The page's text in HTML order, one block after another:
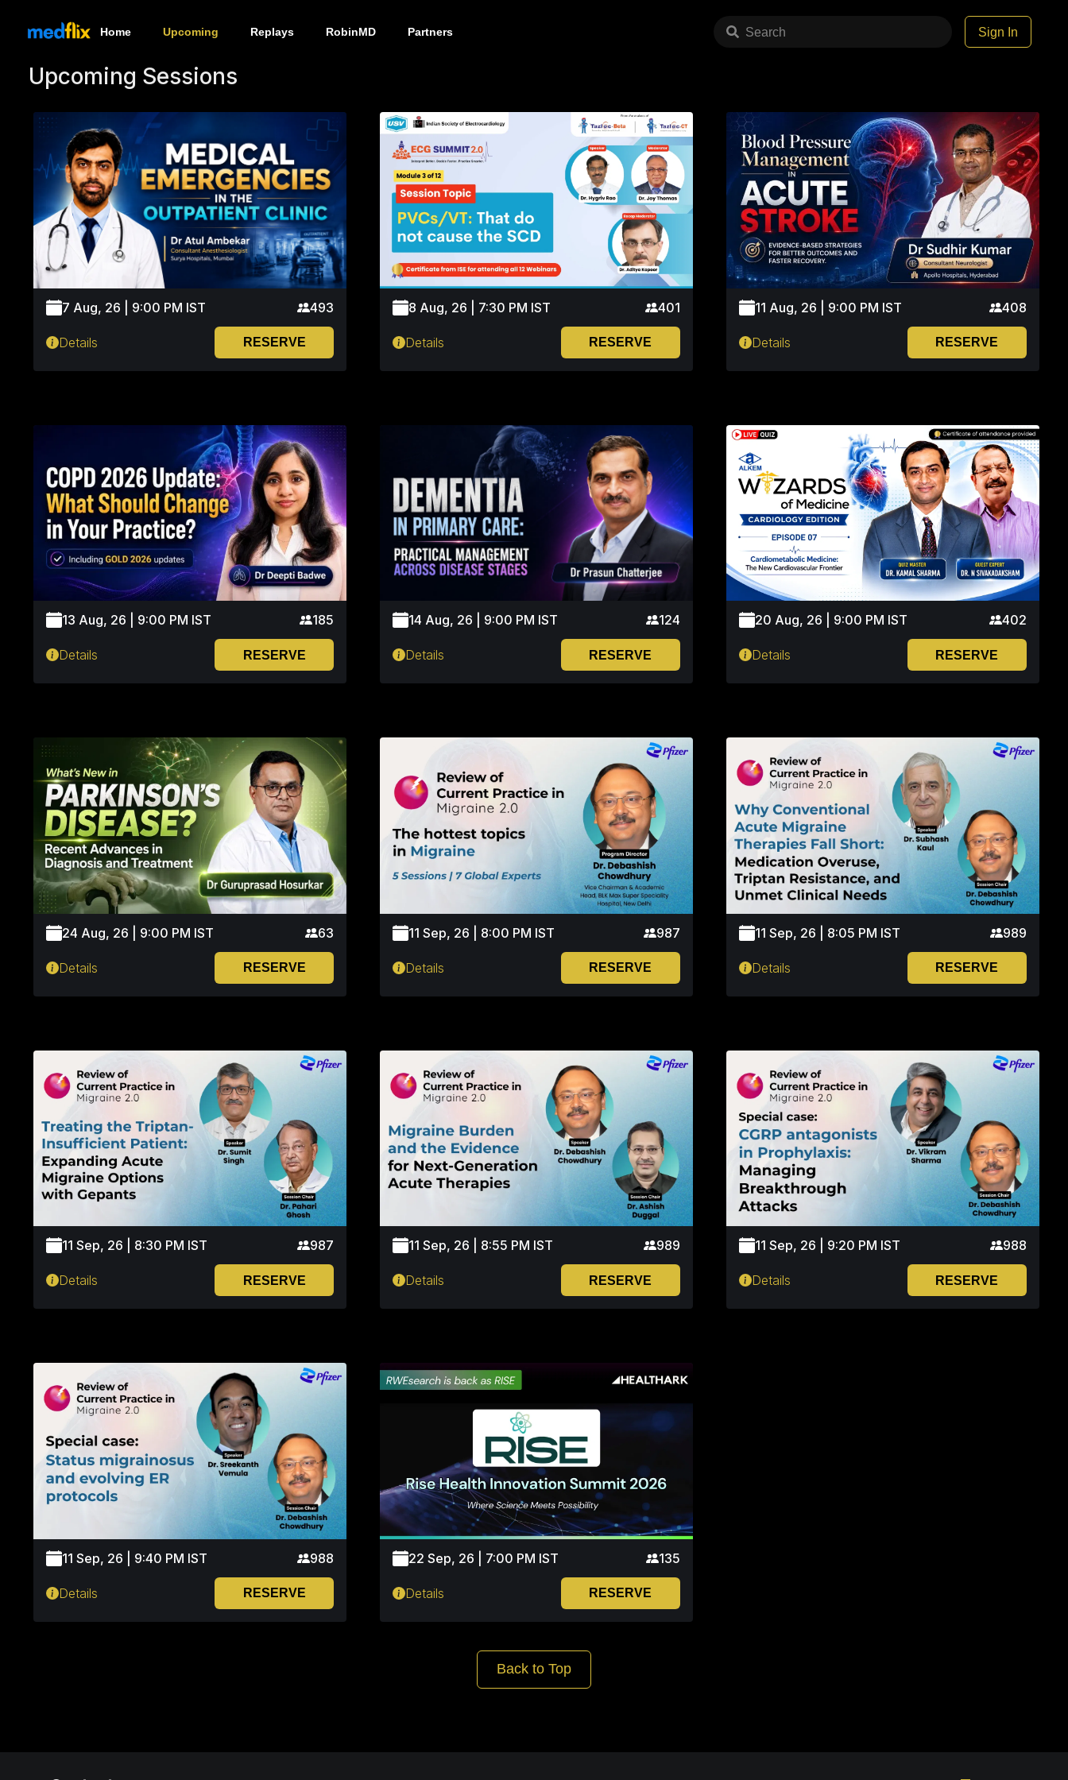
Home Upcoming Replays RobinMD Partners Search Sign In
Upcoming Sessions
7 Aug, 26 | 9:00 PM IST 493
Details RESERVE
8 Aug, 26 | 7:30 PM IST 401
Details RESERVE
11 Aug, 26 | 9:00 PM IST 408
Details RESERVE
13 Aug, 26 | 9:00 PM IST 185
Details RESERVE
14 Aug, 26 | 9:00 PM IST 124
Details RESERVE
20 Aug, 26 | 9:00 PM IST 402
Details RESERVE
24 Aug, 26 | 9:00 PM IST 63
Details RESERVE
11 Sep, 26 | 8:00 PM IST 987
Details RESERVE
11 Sep, 26 | 8:05 PM IST 989
Details RESERVE
11 Sep, 26 | 8:30 PM IST 987
Details RESERVE
11 Sep, 26 | 8:55 PM IST 989
Details RESERVE
11 Sep, 26 | 9:20 PM IST 988
Details RESERVE
11 Sep, 26 | 9:40 PM IST 988
Details RESERVE
22 Sep, 26 | 7:00 PM IST 135
Details RESERVE
Back to Top